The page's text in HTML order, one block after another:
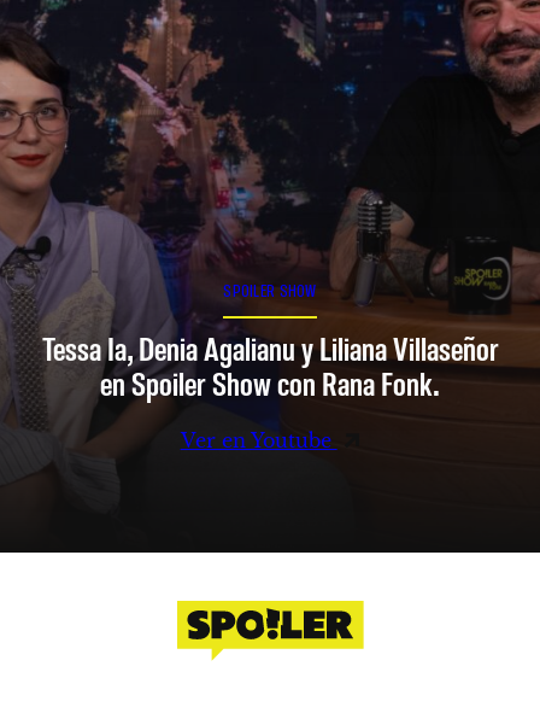
SPOILER SHOW
Tessa Ia, Denia Agalianu y Liliana Villaseñor
en Spoiler Show con Rana Fonk.
Ver en Youtube